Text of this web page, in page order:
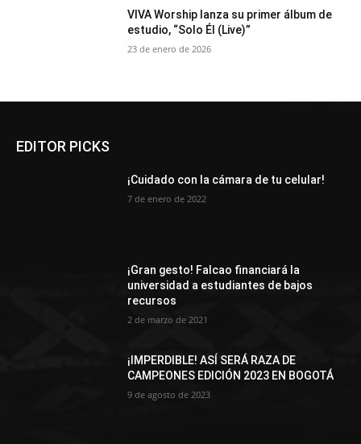
VIVA Worship lanza su primer álbum de
estudio, “Solo Él (Live)”
23 de enero de 2026
EDITOR PICKS
¡Cuidado con la cámara de tu celular!
7 de enero de 2022
¡Gran gesto! Falcao financiará la
universidad a estudiantes de bajos
recursos
2 de marzo de 2021
¡IMPERDIBLE! ASÍ SERÁ RAZA DE
CAMPEONES EDICIÓN 2023 EN BOGOTÁ
9 de agosto de 2023